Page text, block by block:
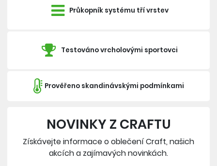
Průkopník systému tří vrstev
Testováno vrcholovými sportovci
Prověřeno skandinávskými podmínkami
NOVINKY Z CRAFTU
Získávejte informace o oblečení Craft, našich
akcích a zajímavých novinkách.